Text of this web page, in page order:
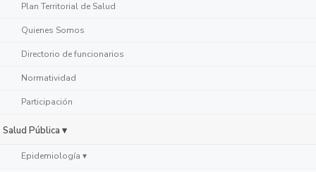
Plan Territorial de Salud
Quienes Somos
Directorio de funcionarios
Normatividad
Participación
Salud Pública ▾
Epidemiología ▾